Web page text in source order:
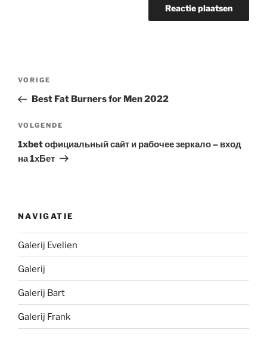
Berichtnavigatie
Vorig
bericht
VORIGE
Best Fat Burners for Men 2022
Volgend
bericht
VOLGENDE
1xbet официальный сайт и рабочее зеркало – вход
на 1хБет
NAVIGATIE
Galerij Evelien
Galerij
Galerij Bart
Galerij Frank